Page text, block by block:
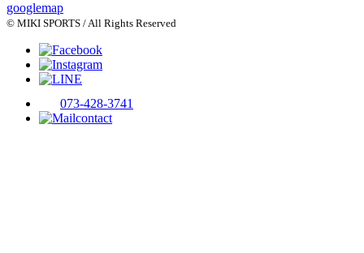
googlemap
© MIKI SPORTS / All Rights Reserved
073-428-3741
contact